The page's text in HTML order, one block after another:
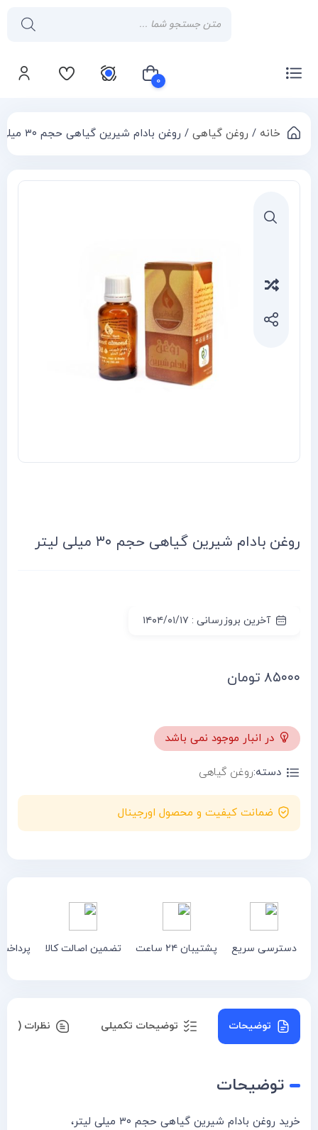
۰
سبد خرید شما خالی است خانه / روغن گیاهی / روغن بادام شیرین گیاهی حجم ۳۰ میلی لیتر
روغن بادام شیرین گیاهی حجم ۳۰ میلی لیتر
آخرین بروزرسانی : ۱۴۰۴/۰۱/۱۷
۸۵۰۰۰ تومان
در انبار موجود نمی باشد
دسته:روغن گیاهی
ضمانت کیفیت و محصول اورجینال
دسترسی سریع پشتیبان ۲۴ ساعت تضمین اصالت کالا
توضیحات توضیحات تکمیلی نظرات (۰)
توضیحات
خرید روغن بادام شیرین گیاهی حجم ۳۰ میلی لیتر،